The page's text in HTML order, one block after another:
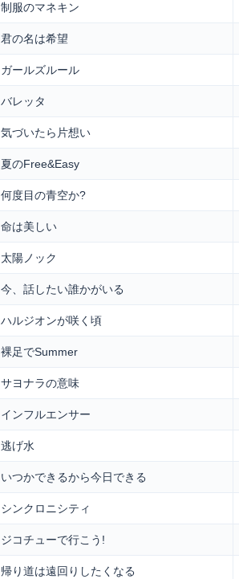
制服のマネキン
君の名は希望
ガールズルール
バレッタ
気づいたら片想い
夏のFree&Easy
何度目の青空か?
命は美しい
太陽ノック
今、話したい誰かがいる
ハルジオンが咲く頃
裸足でSummer
サヨナラの意味
インフルエンサー
逃げ水
いつかできるから今日できる
シンクロニシティ
ジコチューで行こう!
帰り道は遠回りしたくなる